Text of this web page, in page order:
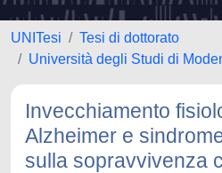
UNITesi
Tesi di dottorato
Università degli Studi di
Invecchiamento
Alzheimer e
sulla sopravvivenza